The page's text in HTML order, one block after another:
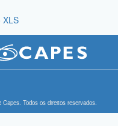
XLS
Capes. Todos os direitos reservados.